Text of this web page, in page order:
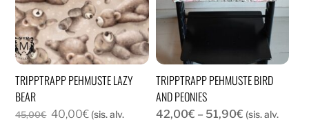
TRIPPTRAPP PEHMUSTE LAZY
BEAR
45,00€ Alkuperäinen
40,00€Nykyinen
(sis. alv.
TRIPPTRAPP PEHMUSTE BIRD
AND PEONIES
42,00€ – 51,90€Hintaluokka:
(sis. alv.